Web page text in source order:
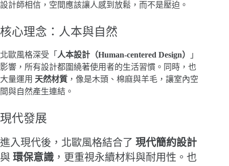
設計師相信，空間應該讓人感到放鬆，而不是壓迫。
核心理念：人本與自然
北歐風格深受「 人本設計（Human-centered Design）
」
影響，所有設計都圍繞著使用者的生活習慣。同時，也
大量運用 天然材質 ，像是木頭、棉麻與羊毛，讓室內空
間與自然產生連結。
現代發展
進入現代後，北歐風格結合了 現代簡約設計
與 環保意識 ，更重視永續材料與耐用性。也